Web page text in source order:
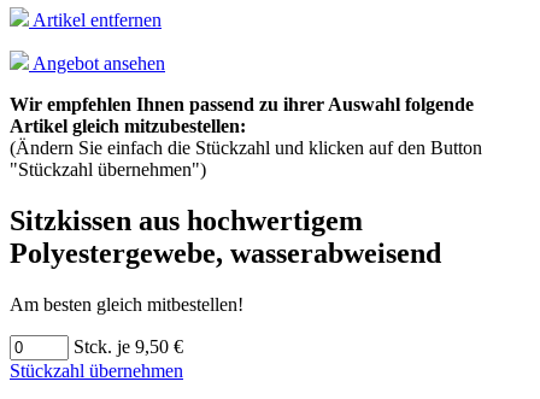
Artikel entfernen
Angebot ansehen
Wir empfehlen Ihnen passend zu ihrer Auswahl folgende
Artikel gleich mitzubestellen:
(Ändern Sie einfach die Stückzahl und klicken auf den Button
"Stückzahl übernehmen")
Sitzkissen aus hochwertigem
Polyestergewebe, wasserabweisend
Am besten gleich mitbestellen!
Stck. je 9,50 €
Stückzahl übernehmen